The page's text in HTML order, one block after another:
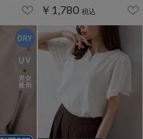
￥1,780 税込